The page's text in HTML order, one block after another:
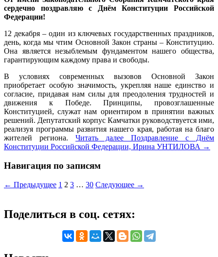
сердечно поздравляю с Днём Конституции Российской
Федерации!
12 декабря – один из ключевых государственных праздников,
день, когда мы чтим Основной Закон страны – Конституцию.
Она является незыблемым фундаментом нашего общества,
гарантирующим каждому права и свободы.
В условиях современных вызовов Основной Закон
приобретает особую значимость, укрепляя наше единство и
согласие, придавая нам силы для преодоления трудностей и
движения к Победе. Принципы, провозглашенные
Конституцией, служат нам ориентиром в принятии важных
решений. Депутатский корпус Камчатки руководствуется ими,
реализуя программы развития нашего края, работая на благо
жителей региона. Читать далее Поздравление с Днём
Конституции Российской Федерации, Ирина УНТИЛОВА →
Навигация по записям
← Предыдущее 1 2 3 … 30 Следующее →
Поделиться в соц. сетях: